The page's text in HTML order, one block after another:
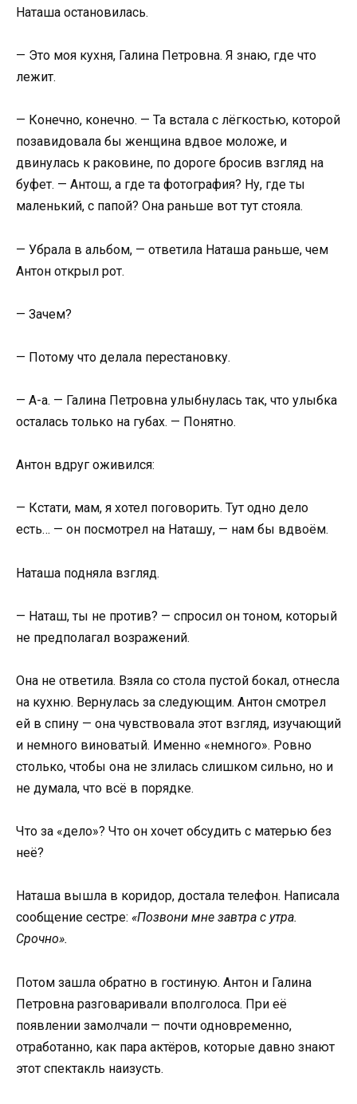
Наташа остановилась.
— Это моя кухня, Галина Петровна. Я знаю, где что
лежит.
— Конечно, конечно. — Та встала с лёгкостью, которой
позавидовала бы женщина вдвое моложе, и
двинулась к раковине, по дороге бросив взгляд на
буфет. — Антош, а где та фотография? Ну, где ты
маленький, с папой? Она раньше вот тут стояла.
— Убрала в альбом, — ответила Наташа раньше, чем
Антон открыл рот.
— Зачем?
— Потому что делала перестановку.
— А-а. — Галина Петровна улыбнулась так, что улыбка
осталась только на губах. — Понятно.
Антон вдруг оживился:
— Кстати, мам, я хотел поговорить. Тут одно дело
есть… — он посмотрел на Наташу, — нам бы вдвоём.
Наташа подняла взгляд.
— Наташ, ты не против? — спросил он тоном, который
не предполагал возражений.
Она не ответила. Взяла со стола пустой бокал, отнесла
на кухню. Вернулась за следующим. Антон смотрел
ей в спину — она чувствовала этот взгляд, изучающий
и немного виноватый. Именно «немного». Ровно
столько, чтобы она не злилась слишком сильно, но и
не думала, что всё в порядке.
Что за «дело»? Что он хочет обсудить с матерью без
неё?
Наташа вышла в коридор, достала телефон. Написала
сообщение сестре: «Позвони мне завтра с утра.
Срочно».
Потом зашла обратно в гостиную. Антон и Галина
Петровна разговаривали вполголоса. При её
появлении замолчали — почти одновременно,
отработанно, как пара актёров, которые давно знают
этот спектакль наизусть.